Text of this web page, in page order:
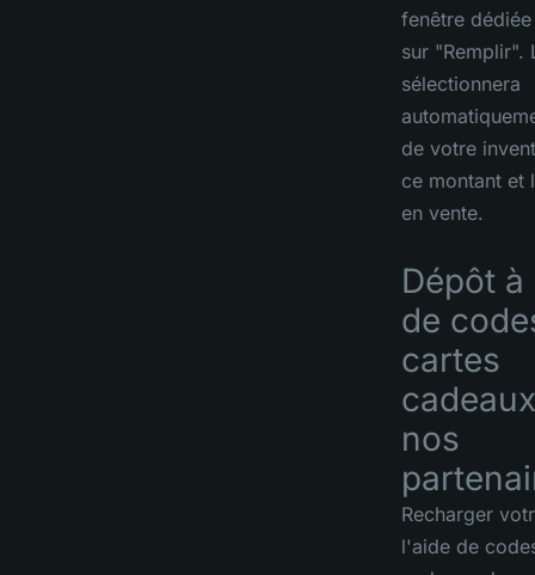
fenêtre
sur "Remplir".
sélectionnera
de votre
ce montant et
en vente.
Dépôt
de
cartes
nos
Recharger
l'aide de